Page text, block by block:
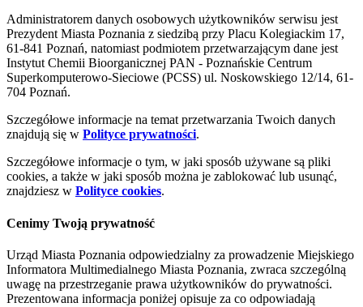
Administratorem danych osobowych użytkowników serwisu jest
Prezydent Miasta Poznania z siedzibą przy Placu Kolegiackim 17,
61-841 Poznań, natomiast podmiotem przetwarzającym dane jest
Instytut Chemii Bioorganicznej PAN - Poznańskie Centrum
Superkomputerowo-Sieciowe (PCSS) ul. Noskowskiego 12/14, 61-
704 Poznań.
Szczegółowe informacje na temat przetwarzania Twoich danych
znajdują się w Polityce prywatności.
Szczegółowe informacje o tym, w jaki sposób używane są pliki
cookies, a także w jaki sposób można je zablokować lub usunąć,
znajdziesz w Polityce cookies.
Cenimy Twoją prywatność
Urząd Miasta Poznania odpowiedzialny za prowadzenie Miejskiego
Informatora Multimedialnego Miasta Poznania, zwraca szczególną
uwagę na przestrzeganie prawa użytkowników do prywatności.
Prezentowana informacja poniżej opisuje za co odpowiadają